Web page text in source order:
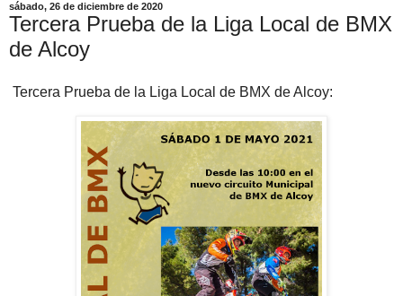
sábado, 26 de diciembre de 2020
Tercera Prueba de la Liga Local de BMX
de Alcoy
Tercera Prueba de la Liga Local de BMX de Alcoy: